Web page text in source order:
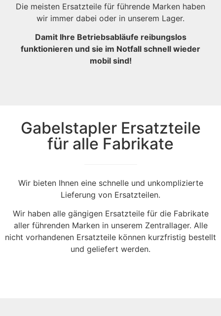
Die meisten Ersatzteile für führende Marken haben
wir immer dabei oder in unserem Lager.
Damit Ihre Betriebsabläufe reibungslos
funktionieren und sie im Notfall schnell wieder
mobil sind!
Gabelstapler Ersatzteile
für alle Fabrikate
Wir bieten Ihnen eine schnelle und unkomplizierte
Lieferung von Ersatzteilen.
Wir haben alle gängigen Ersatzteile für die Fabrikate
aller führenden Marken in unserem Zentrallager. Alle
nicht vorhandenen Ersatzteile können kurzfristig bestellt
und geliefert werden.